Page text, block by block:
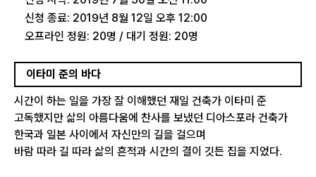
신청 종료: 2019년 8월 12일 오후 12:00
오프라인 정원: 20명 / 대기 정원: 20명
이타미 준의 바다
시간이 하는 일을 가장 잘 이해했던 재일 건축가 이타미 준
고독했지만 삶의 아름다움에 찬사를 보냈던 디아스포라 건축가
한국과 일본 사이에서 자신만의 길을 걸으며
바람 따라 길 따라 삶의 흔적과 시간의 결이 깃든 집을 지었다.